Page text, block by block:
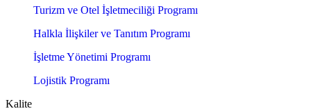
Turizm ve Otel İşletmeciliği Programı
Halkla İlişkiler ve Tanıtım Programı
İşletme Yönetimi Programı
Lojistik Programı
Kalite